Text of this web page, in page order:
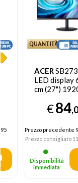
ACER
LED display
cm (27")
Nero€84
Prezzo precedente
Prezzo consigliato
Disponibilità
immediata